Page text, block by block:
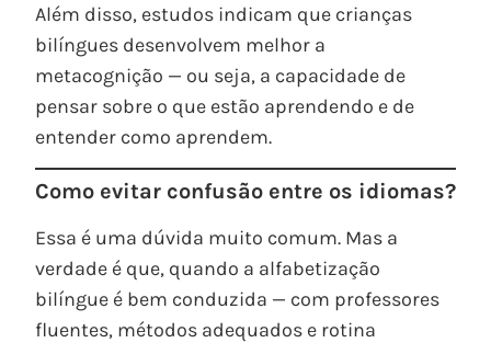
Além disso, estudos indicam que crianças
bilíngues desenvolvem melhor a
metacognição — ou seja, a capacidade de
pensar sobre o que estão aprendendo e de
entender como aprendem.
Como evitar confusão entre os idiomas?
Essa é uma dúvida muito comum. Mas a
verdade é que, quando a alfabetização
bilíngue é bem conduzida — com professores
fluentes, métodos adequados e rotina